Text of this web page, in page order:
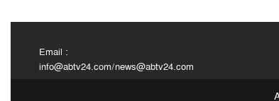
Email :
info@abtv24.com/news@abtv24.com